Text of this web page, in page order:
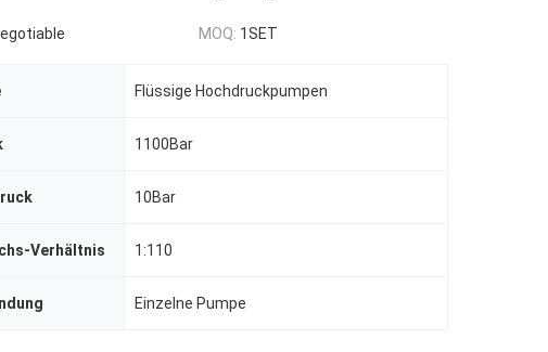
MOQ: 1SET
Flüssige Hochdruckpumpen
1100Bar
10Bar
Verhältnis 1:110
Einzelne Pumpe